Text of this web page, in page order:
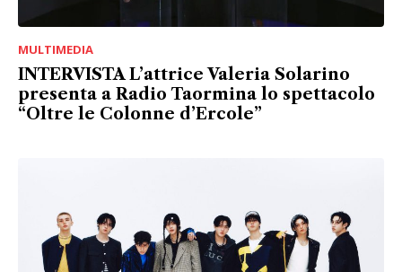
MULTIMEDIA
INTERVISTA L’attrice Valeria Solarino
presenta a Radio Taormina lo spettacolo
“Oltre le Colonne d’Ercole”